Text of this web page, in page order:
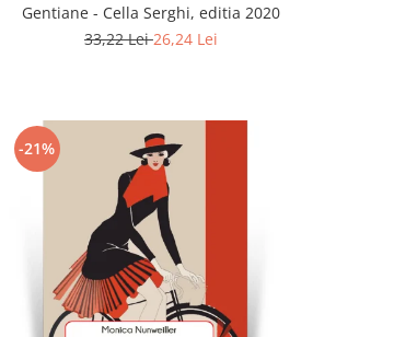
Gentiane - Cella Serghi, editia 2020
33,22 Lei26,24 Lei
-21%